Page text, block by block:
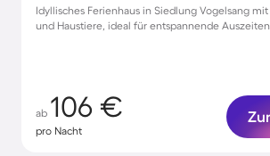
Idyllisches Ferienhaus in Siedlung Vogelsang
und Haustiere, ideal für entspannende
ab 106 €
pro Nacht